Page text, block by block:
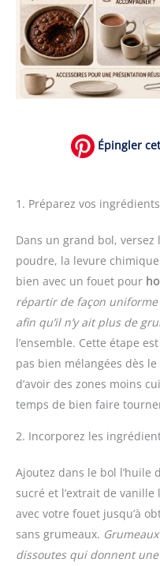
Épingler
1. Préparez vos
Dans un grand bol,
poudre, la levure
bien avec un fouet pour
répartir de façon
afin qu’il n’y ait plus de
l’ensemble. Cette étape
pas bien mélangées dès
d’avoir des zones moins
temps de bien faire
2. Incorporez les
Ajoutez dans le bol l’huile
sucré et l’extrait de
avec votre fouet jusqu’à
sans grumeaux.
dissoutes qui donnent